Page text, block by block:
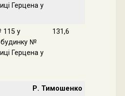
Герцена у
115 у
№
Герцена у
131,6
Р. Тимошенко